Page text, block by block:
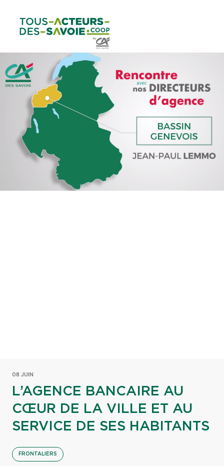
contenu
principal
08 JUIN
L’AGENCE BANCAIRE AU
CŒUR DE LA VILLE ET AU
SERVICE DE SES HABITANTS
FRONTALIERS